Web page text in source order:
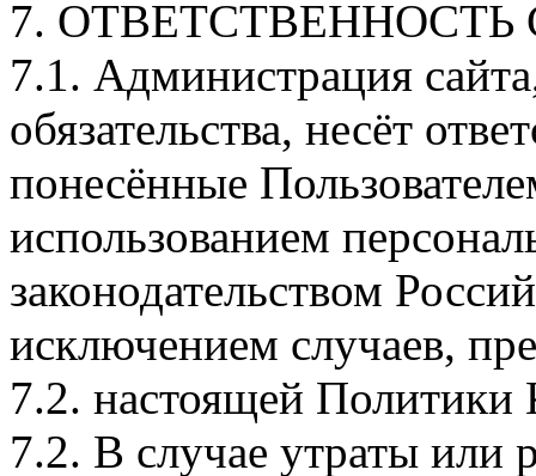
7. ОТВЕТСТВЕННОСТЬ
7.1. Администрация
обязательства, несёт
понесённые
использованием
законодательством
исключением случаев,
7.2. настоящей Политики
7.2. В случае утраты или